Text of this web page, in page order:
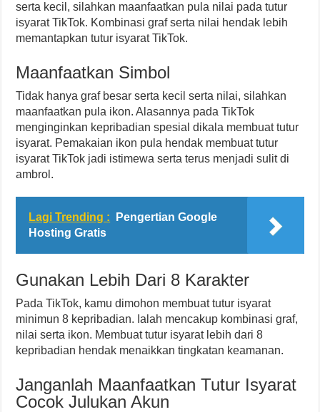
serta kecil, silahkan maanfaatkan pula nilai pada tutur
isyarat TikTok. Kombinasi graf serta nilai hendak lebih
memantapkan tutur isyarat TikTok.
Maanfaatkan Simbol
Tidak hanya graf besar serta kecil serta nilai, silahkan
maanfaatkan pula ikon. Alasannya pada TikTok
menginginkan kepribadian spesial dikala membuat tutur
isyarat. Pemakaian ikon pula hendak membuat tutur
isyarat TikTok jadi istimewa serta terus menjadi sulit di
ambrol.
Lagi Trending :
Pengertian Google
Hosting Gratis
Gunakan Lebih Dari 8 Karakter
Pada TikTok, kamu dimohon membuat tutur isyarat
minimun 8 kepribadian. Ialah mencakup kombinasi graf,
nilai serta ikon. Membuat tutur isyarat lebih dari 8
kepribadian hendak menaikkan tingkatan keamanan.
Janganlah Maanfaatkan Tutur Isyarat
Cocok Julukan Akun